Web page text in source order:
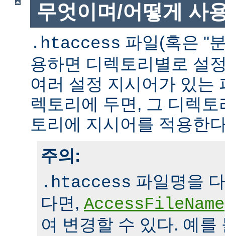
무엇이며/어떻게 사
.htaccess 파일(혹은 "
용하면 디렉토리별로 설
여러 설정 지시어가 있는
렉토리에 두면, 그 디렉
토리에 지시어를 적용한
주의:
.htaccess 파일명을
다면, AccessFileName
여 변경할 수 있다. 예